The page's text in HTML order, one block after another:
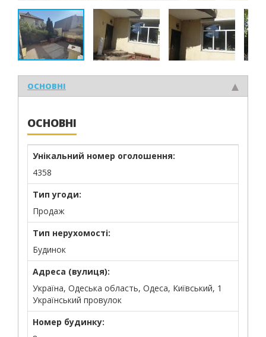
ОСНОВНІ
ОСНОВНІ
Унікальний номер оголошення:
4358
Тип угоди:
Продаж
Тип нерухомості:
Будинок
Адреса (вулиця):
Україна, Одеська область, Одеса, Київський, 1
Український провулок
Номер будинку: